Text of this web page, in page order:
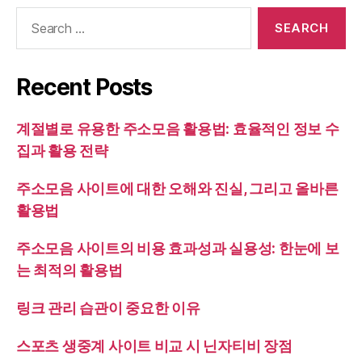
Recent Posts
계절별로 유용한 주소모음 활용법: 효율적인 정보 수
집과 활용 전략
주소모음 사이트에 대한 오해와 진실, 그리고 올바른
활용법
주소모음 사이트의 비용 효과성과 실용성: 한눈에 보
는 최적의 활용법
링크 관리 습관이 중요한 이유
스포츠 생중계 사이트 비교 시 닌자티비 장점